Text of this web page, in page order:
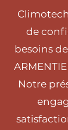
de
besoins
Notre